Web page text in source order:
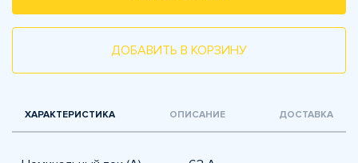
ДОБАВИТЬ В КОРЗИНУ
ХАРАКТЕРИСТИКА ОПИСАНИЕ ДОСТАВКА